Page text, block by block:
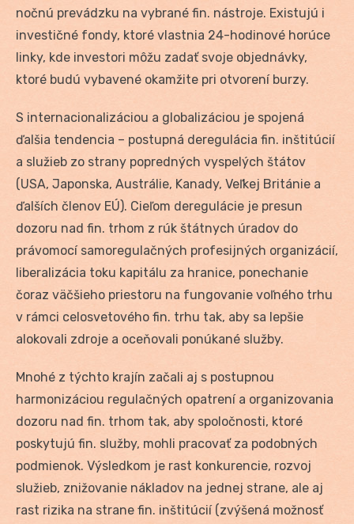
nočnú prevádzku na vybrané fin. nástroje. Existujú i
investičné fondy, ktoré vlastnia 24-hodinové horúce
linky, kde investori môžu zadať svoje objednávky,
ktoré budú vybavené okamžite pri otvorení burzy.
S internacionalizáciou a globalizáciou je spojená
ďalšia tendencia – postupná deregulácia fin. inštitúcií
a služieb zo strany popredných vyspelých štátov
(USA, Japonska, Austrálie, Kanady, Veľkej Británie a
ďalších členov EÚ). Cieľom deregulácie je presun
dozoru nad fin. trhom z rúk štátnych úradov do
právomocí samoregulačných profesijných organizácií,
liberalizácia toku kapitálu za hranice, ponechanie
čoraz väčšieho priestoru na fungovanie voľného trhu
v rámci celosvetového fin. trhu tak, aby sa lepšie
alokovali zdroje a oceňovali ponúkané služby.
Mnohé z týchto krajín začali aj s postupnou
harmonizáciou regulačných opatrení a organizovania
dozoru nad fin. trhom tak, aby spoločnosti, ktoré
poskytujú fin. služby, mohli pracovať za podobných
podmienok. Výsledkom je rast konkurencie, rozvoj
služieb, znižovanie nákladov na jednej strane, ale aj
rast rizika na strane fin. inštitúcií (zvýšená možnosť